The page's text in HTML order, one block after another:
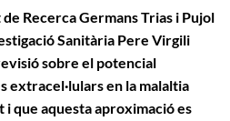
Recerca Germans Trias i Pujol
Sanitària Pere Virgili
sobre el potencial
extracel·lulars en la malaltia
que aquesta aproximació es